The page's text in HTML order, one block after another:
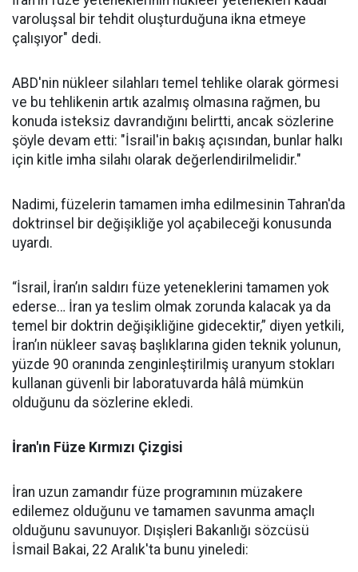
varoluşsal bir tehdit oluşturduğuna ikna etmeye
çalışıyor" dedi.
ABD'nin nükleer silahları temel tehlike olarak görmesi
ve bu tehlikenin artık azalmış olmasına rağmen, bu
konuda isteksiz davrandığını belirtti, ancak sözlerine
şöyle devam etti: "İsrail'in bakış açısından, bunlar halkı
için kitle imha silahı olarak değerlendirilmelidir."
Nadimi, füzelerin tamamen imha edilmesinin Tahran'da
doktrinsel bir değişikliğe yol açabileceği konusunda
uyardı.
“İsrail, İran’ın saldırı füze yeteneklerini tamamen yok
ederse… İran ya teslim olmak zorunda kalacak ya da
temel bir doktrin değişikliğine gidecektir,” diyen yetkili,
İran’ın nükleer savaş başlıklarına giden teknik yolunun,
yüzde 90 oranında zenginleştirilmiş uranyum stokları
kullanan güvenli bir laboratuvarda hâlâ mümkün
olduğunu da sözlerine ekledi.
İran'ın Füze Kırmızı Çizgisi
İran uzun zamandır füze programının müzakere
edilemez olduğunu ve tamamen savunma amaçlı
olduğunu savunuyor. Dışişleri Bakanlığı sözcüsü
İsmail Bakai, 22 Aralık'ta bunu yineledi: